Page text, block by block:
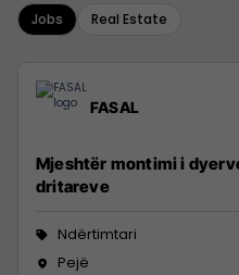
Jobs Real Estate
FASAL
Mjeshtër montimi i
dritareve
Ndërtimtari
Pejë